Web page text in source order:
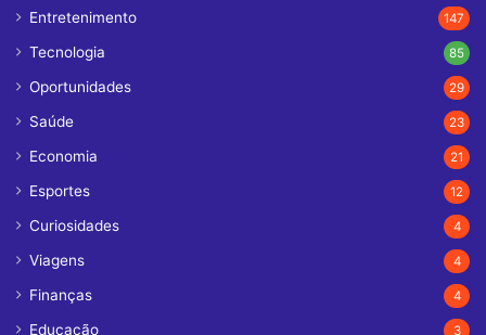
Entretenimento 147
Tecnologia 85
Oportunidades 29
Saúde 23
Economia 21
Esportes 12
Curiosidades 4
Viagens 4
Finanças 4
Educação 3